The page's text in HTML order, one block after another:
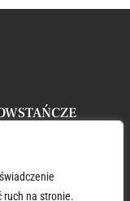
ruch na stronie.